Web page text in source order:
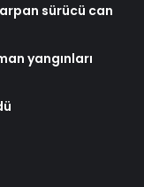
sürücü can
yangınları